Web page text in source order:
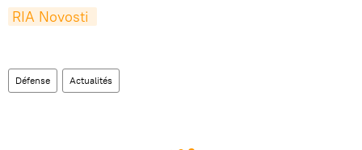
RIA Novosti
Défense Actualités